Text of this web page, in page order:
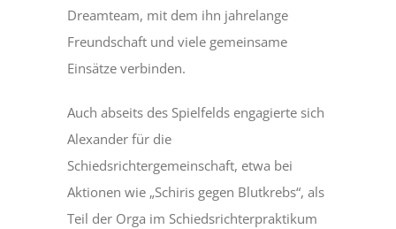
Dreamteam, mit dem ihn jahrelange
Freundschaft und viele gemeinsame
Einsätze verbinden.
Auch abseits des Spielfelds engagierte sich
Alexander für die
Schiedsrichtergemeinschaft, etwa bei
Aktionen wie „Schiris gegen Blutkrebs“, als
Teil der Orga im Schiedsrichterpraktikum